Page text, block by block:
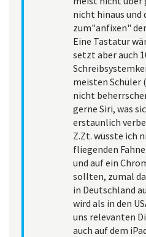
nicht hinaus
zum"anfixen"
Eine Tastatur
setzt aber auch
meisten Schüler
nicht
gerne Siri, was
erstaunlich
Z.Zt. wüsste ich
fliegenden
und auf ein
sollten, zumal
in Deutschland
wird als in den
uns relevanten
auch auf dem